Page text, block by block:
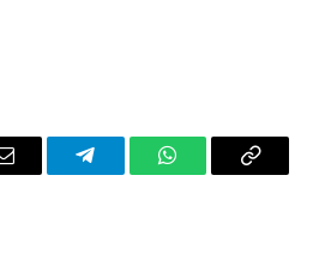
Email TelegramWhatsAppCopy